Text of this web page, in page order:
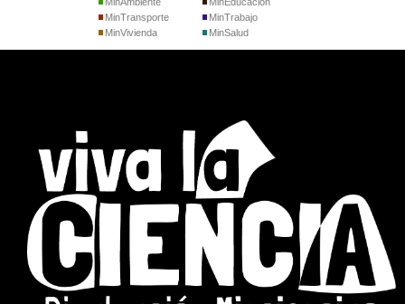
MinTransporte
MinVivienda
MinTrabajo
MinSalud